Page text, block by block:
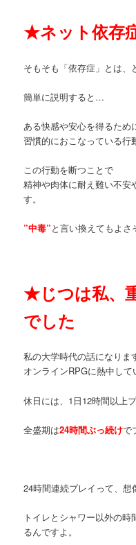
★ネット依存
そもそも「依存症」とは、
簡単に説明すると…
ある快感や安心を得るため
習慣的におこなっている行
この行動を断つことで
精神や肉体に耐え難い不安
す。
”中毒”と言い換えてもよさ
★じつは私、
でした
私の大学時代の話になりま
オンラインRPGに熱中して
休日には、1日12時間以上
全盛期は24時間ぶっ続けで
24時間連続プレイって、想
トイレとシャワー以外の
るんですよ。